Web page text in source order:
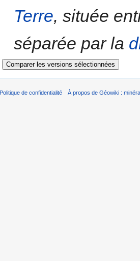
Terre, située
séparée par la
Politique de confidentialité À propos de Géowiki :